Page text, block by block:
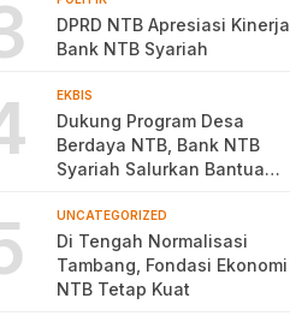
DPRD NTB Apresiasi Kinerja
Bank NTB Syariah
EKBIS
Dukung Program Desa
Berdaya NTB, Bank NTB
Syariah Salurkan Bantuan
UNCATEGORIZED
Di Tengah Normalisasi
Tambang, Fondasi Ekonomi
NTB Tetap Kuat